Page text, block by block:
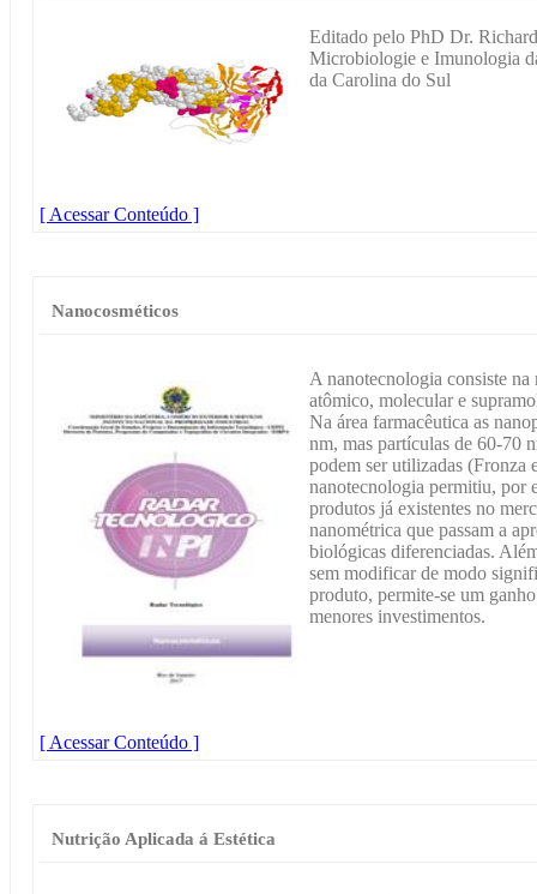
Editado pelo PhD Dr.
Microbiologie e Imunologia
da Carolina do Sul
[ Acessar Conteúdo ]
Nanocosméticos
A nanotecnologia consiste
atômico, molecular e
Na área farmacêutica as
nm, mas partículas de 60-70
podem ser utilizadas (Fronza
nanotecnologia permitiu, por
produtos já existentes no
nanométrica que passam a
biológicas diferenciadas.
sem modificar de modo
produto, permite-se um
menores investimentos.
[ Acessar Conteúdo ]
Nutrição Aplicada á Estética